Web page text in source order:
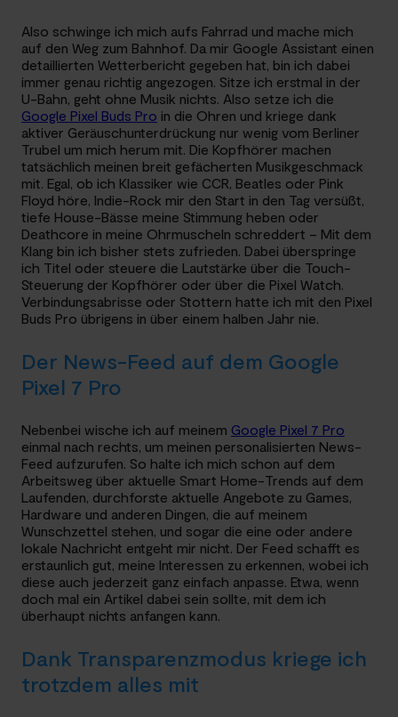
Also schwinge ich mich aufs Fahrrad und mache mich
auf den Weg zum Bahnhof. Da mir Google Assistant einen
detaillierten Wetterbericht gegeben hat, bin ich dabei
immer genau richtig angezogen. Sitze ich erstmal in der
U-Bahn, geht ohne Musik nichts. Also setze ich die
Google Pixel Buds Pro in die Ohren und kriege dank
aktiver Geräuschunterdrückung nur wenig vom Berliner
Trubel um mich herum mit. Die Kopfhörer machen
tatsächlich meinen breit gefächerten Musikgeschmack
mit. Egal, ob ich Klassiker wie CCR, Beatles oder Pink
Floyd höre, Indie-Rock mir den Start in den Tag versüßt,
tiefe House-Bässe meine Stimmung heben oder
Deathcore in meine Ohrmuscheln schreddert – Mit dem
Klang bin ich bisher stets zufrieden. Dabei überspringe
ich Titel oder steuere die Lautstärke über die Touch-
Steuerung der Kopfhörer oder über die Pixel Watch.
Verbindungsabrisse oder Stottern hatte ich mit den Pixel
Buds Pro übrigens in über einem halben Jahr nie.
Der News-Feed auf dem Google
Pixel 7 Pro
Nebenbei wische ich auf meinem Google Pixel 7 Pro
einmal nach rechts, um meinen personalisierten News-
Feed aufzurufen. So halte ich mich schon auf dem
Arbeitsweg über aktuelle Smart Home-Trends auf dem
Laufenden, durchforste aktuelle Angebote zu Games,
Hardware und anderen Dingen, die auf meinem
Wunschzettel stehen, und sogar die eine oder andere
lokale Nachricht entgeht mir nicht. Der Feed schafft es
erstaunlich gut, meine Interessen zu erkennen, wobei ich
diese auch jederzeit ganz einfach anpasse. Etwa, wenn
doch mal ein Artikel dabei sein sollte, mit dem ich
überhaupt nichts anfangen kann.
Dank Transparenzmodus kriege ich
trotzdem alles mit